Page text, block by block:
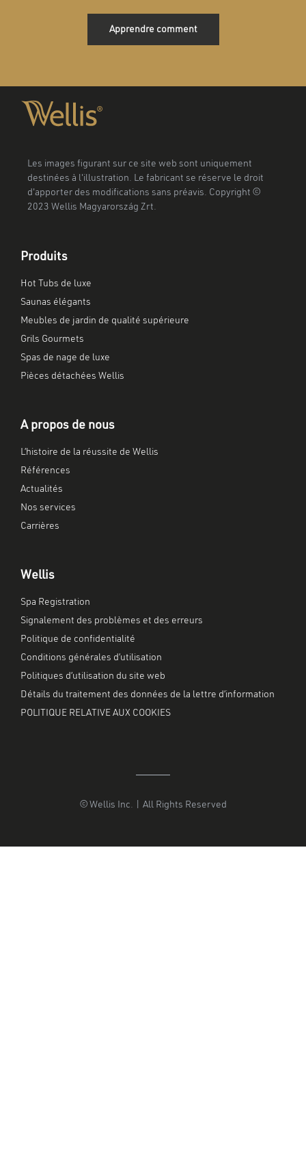
Apprendre comment
Les images figurant sur ce site web sont uniquement
destinées à l'illustration. Le fabricant se réserve le droit
d'apporter des modifications sans préavis. Copyright ©
2023 Wellis Magyarország Zrt.
Produits
Hot Tubs de luxe
Saunas élégants
Meubles de jardin de qualité supérieure
Grils Gourmets
Spas de nage de luxe
Pièces détachées Wellis
A propos de nous
L’histoire de la réussite de Wellis
Références
Actualités
Nos services
Carrières
Wellis
Spa Registration
Signalement des problèmes et des erreurs
Politique de confidentialité
Conditions générales d’utilisation
Politiques d’utilisation du site web
Détails du traitement des données de la lettre d’information
POLITIQUE RELATIVE AUX COOKIES
© Wellis Inc. | All Rights Reserved